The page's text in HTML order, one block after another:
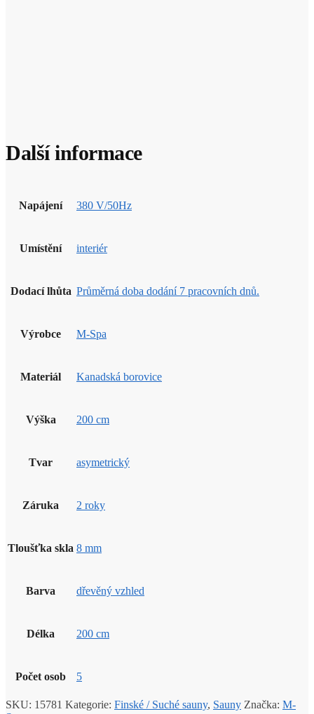
Další informace
Napájení 380 V/50Hz
Umístění interiér
Dodací lhůta Průměrná doba dodání 7 pracovních dnů.
Výrobce M-Spa
Materiál Kanadská borovice
Výška 200 cm
Tvar asymetrický
Záruka 2 roky
Tloušťka skla 8 mm
Barva dřevěný vzhled
Délka 200 cm
Počet osob 5
SKU: 15781 Kategorie: Finské / Suché sauny, Sauny Značka: M-